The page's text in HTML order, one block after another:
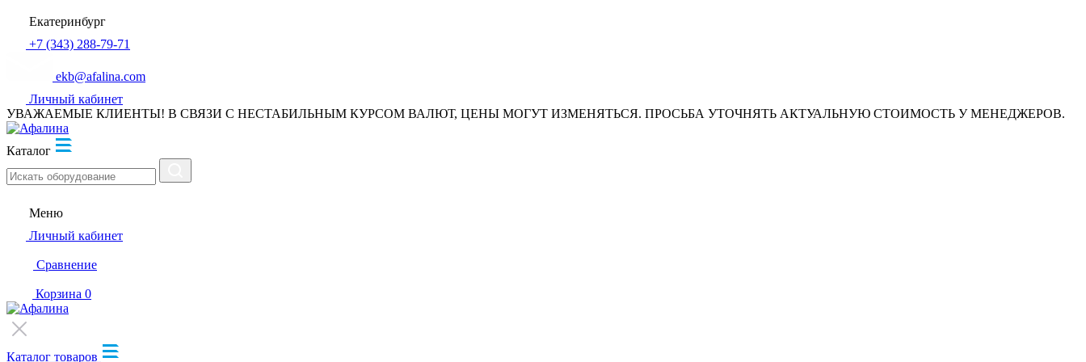
Екатеринбург
+7 (343) 288-79-71
ekb@afalina.com
Личный кабинет
УВАЖАЕМЫЕ КЛИЕНТЫ! В СВЯЗИ С НЕСТАБИЛЬНЫМ КУРСОМ ВАЛЮТ, ЦЕНЫ МОГУТ ИЗМЕНЯТЬСЯ. ПРОСЬБА УТОЧНЯТЬ АКТУАЛЬНУЮ СТОИМОСТЬ У МЕНЕДЖЕРОВ.
Каталог
Меню
Личный кабинет
Сравнение
Корзина 0
Каталог товаров